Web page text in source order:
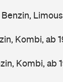
Kombi, ab
Kombi, ab